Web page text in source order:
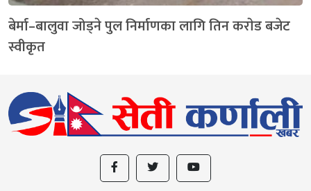
बेर्मा–बालुवा जोड्ने पुल निर्माणका लागि तिन कराेड बजेट
स्वीकृत